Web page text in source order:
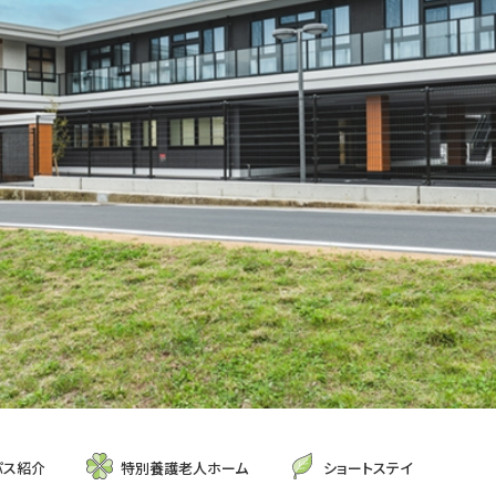
ス紹介 特別養護老人ホーム ショートステイ